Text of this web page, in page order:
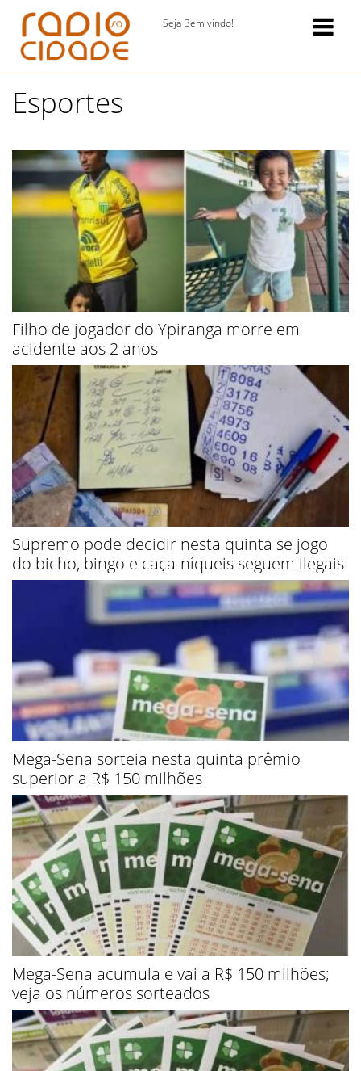
Seja Bem vindo!
Esportes
Filho de jogador do Ypiranga morre em
acidente aos 2 anos
Supremo pode decidir nesta quinta se jogo
do bicho, bingo e caça-níqueis seguem ilegais
Mega-Sena sorteia nesta quinta prêmio
superior a R$ 150 milhões
Mega-Sena acumula e vai a R$ 150 milhões;
veja os números sorteados